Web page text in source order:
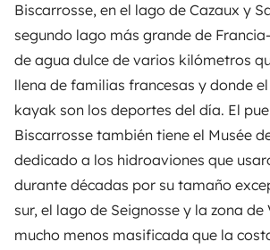
Biscarrosse, en el lago de Cazaux y
segundo lago más grande de
de agua dulce de varios kilómetros
llena de familias francesas y donde
kayak son los deportes del día. El
Biscarrosse también tiene el Musée
dedicado a los hidroaviones que
durante décadas por su tamaño
sur, el lago de Seignosse y la zona de
mucho menos masificada que la